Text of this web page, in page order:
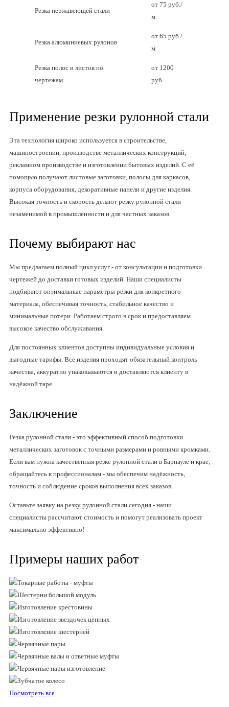
Резка нержавеющей стали
от 75 руб./
м
Резка алюминиевых рулонов
от 65 руб./
м
Резка полос и листов по
чертежам
от 1200
руб.
Применение резки рулонной стали
Эта технология широко используется в строительстве,
машиностроении, производстве металлических конструкций,
рекламном производстве и изготовлении бытовых изделий. С её
помощью получают листовые заготовки, полосы для каркасов,
корпуса оборудования, декоративные панели и другие изделия.
Высокая точность и скорость делают резку рулонной стали
незаменимой в промышленности и для частных заказов.
Почему выбирают нас
Мы предлагаем полный цикл услуг - от консультации и подготовки
чертежей до доставки готовых изделий. Наши специалисты
подбирают оптимальные параметры резки для конкретного
материала, обеспечивая точность, стабильное качество и
минимальные потери. Работаем строго в срок и предоставляем
высокое качество обслуживания.
Для постоянных клиентов доступны индивидуальные условия и
выгодные тарифы. Все изделия проходят обязательный контроль
качества, аккуратно упаковываются и доставляются клиенту в
надёжной таре.
Заключение
Резка рулонной стали - это эффективный способ подготовки
металлических заготовок с точными размерами и ровными кромками.
Если вам нужна качественная резке рулонной стали в Барнауле и крае,
обращайтесь к профессионалам - мы обеспечим надёжность,
точность и соблюдение сроков выполнения всех заказов.
Оставьте заявку на резку рулонной стали сегодня - наши
специалисты рассчитают стоимость и помогут реализовать проект
максимально эффективно!
Примеры наших работ
Посмотреть все